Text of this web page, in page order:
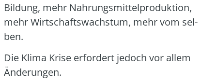
Bil­dung, mehr Nah­rungs­mit­tel­pro­duk­ti­on,
mehr Wirt­schafts­wachs­tum, mehr vom sel­
ben.
Die Kli­ma Kri­se erfor­dert jedoch vor allem
Ände­run­gen.